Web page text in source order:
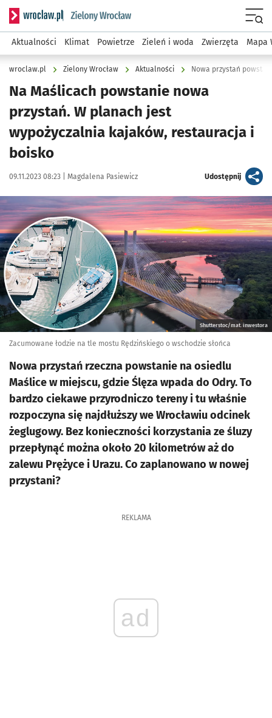
Serwis informacyjny wroclaw.pl podserwis: Środowisko we
Aktualności Klimat Powietrze Zieleń i woda Zwierzęta Mapa
wroclaw.pl Zielony Wrocław Aktualności Nowa przystań
Na Maślicach powstanie nowa
przystań. W planach jest
wypożyczalnia kajaków, restauracja i
boisko
Data publikacji:
09.11.2023 08:23 | Autor:
Magdalena Pasiewicz Udostępnijartykuł
Kliknij, aby powiększyć
Shutterstoc/mat. inwestora
Zacumowane łodzie na tle mostu Rędzińskiego o wschodzie słońca
Nowa przystań rzeczna powstanie na osiedlu
Maślice w miejscu, gdzie Ślęza wpada do Odry. To
bardzo ciekawe przyrodniczo tereny i tu właśnie
rozpoczyna się najdłuższy we Wrocławiu odcinek
żeglugowy. Bez konieczności korzystania ze śluzy
przepłynąć można około 20 kilometrów aż do
zalewu Prężyce i Urazu. Co zaplanowano w nowej
przystani?
REKLAMA
ad